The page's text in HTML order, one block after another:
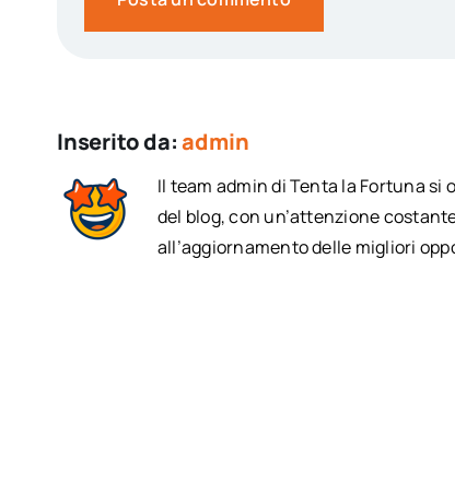
Inserito da:admin
Il team admin di Tenta la Fortuna
del blog, con un’attenzione
all’aggiornamento delle migliori